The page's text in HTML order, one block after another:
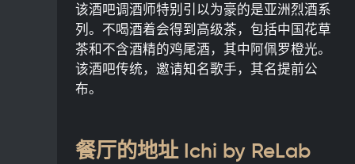
该酒吧调酒师特别引以为豪的是亚洲烈酒系
列。不喝酒着会得到高级茶，包括中国花草
茶和不含酒精的鸡尾酒，其中阿佩罗橙光。
该酒吧传统，邀请知名歌手，其名提前公
布。
餐厅的地址 Ichi by ReLab